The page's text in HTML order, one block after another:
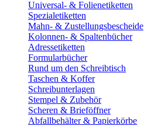
Universal- & Folienetiketten
Spezialetiketten
Mahn- & Zustellungsbescheide
Kolonnen- & Spaltenbücher
Adressetiketten
Formularbücher
Rund um den Schreibtisch
Taschen & Koffer
Schreibunterlagen
Stempel & Zubehör
Scheren & Brieföffner
Abfallbehälter & Papierkörbe